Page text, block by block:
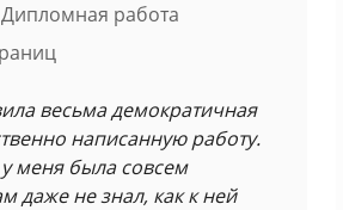
Дипломная работа
весьма демократичная
написанную работу.
меня была совсем
даже не знал, как к ней